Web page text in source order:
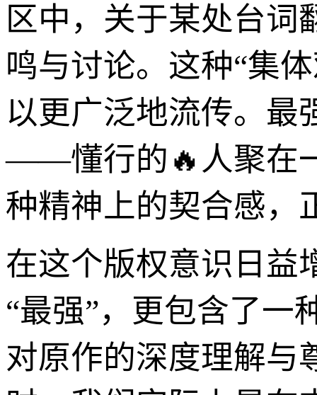
区中，关于某处台词
鸣与讨论。这种“集
以更广泛地流传。最
——懂行的🔥人聚在
种精神上的契合感，
在这个版权意识日益
“最强”，更包含了一
对原作的深度理解与